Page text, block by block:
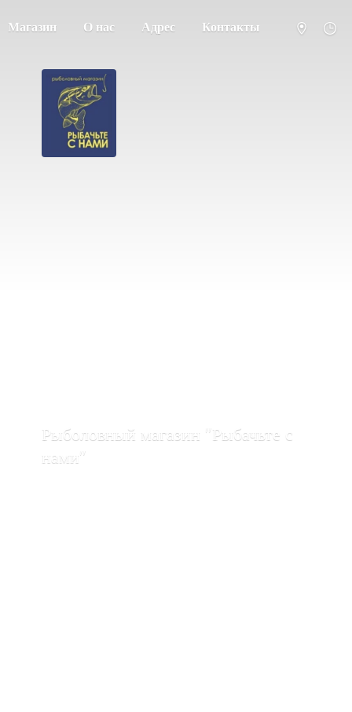
Магазин О нас Адрес Контакты
Рыболовный магазин "Рыбачьте с
нами"